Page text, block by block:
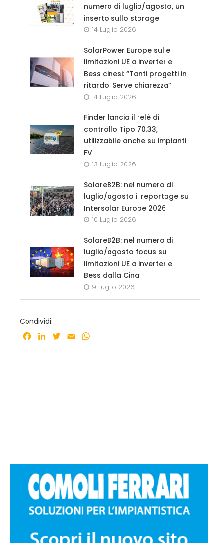
numero di luglio/agosto, un
inserto sullo storage
14 Luglio 2026
SolarPower Europe sulle
limitazioni UE a inverter e
Bess cinesi: “Tanti progetti in
ritardo. Serve chiarezza”
14 Luglio 2026
Finder lancia il relè di
controllo Tipo 70.33,
utilizzabile anche su impianti
FV
13 Luglio 2026
SolareB2B: nel numero di
luglio/agosto il reportage su
Intersolar Europe 2026
10 Luglio 2026
SolareB2B: nel numero di
luglio/agosto focus su
limitazioni UE a inverter e
Bess dalla Cina
9 Luglio 2026
Condividi:
Facebook
LinkedInTwitter
Email